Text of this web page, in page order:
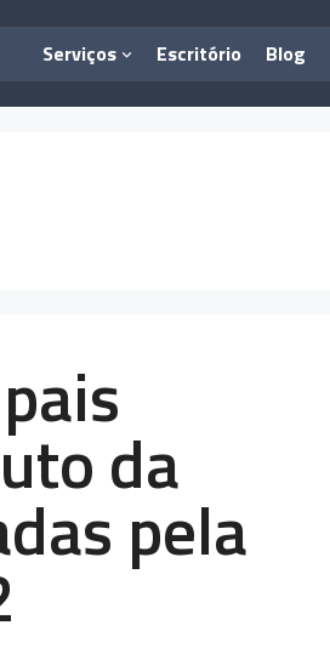
Serviços Escritório Blog
da
pela